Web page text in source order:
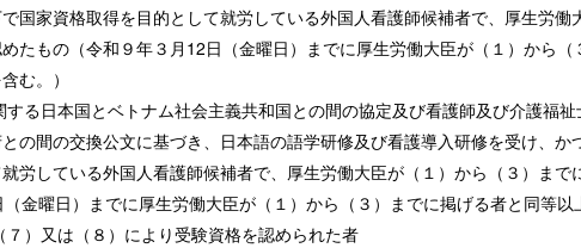
国家資格取得を目的として就労している外国人看護師候補者で、厚生労
たもの（令和９年３月12日（金曜日）までに厚生労働大臣が（１）から
む。）
る日本国とベトナム社会主義共和国との間の協定及び看護師及び介護福
の間の交換公文に基づき、日本語の語学研修及び看護導入研修を受け、
労している外国人看護師候補者で、厚生労働大臣が（１）から（３）ま
（金曜日）までに厚生労働大臣が（１）から（３）までに掲げる者と同等
）又は（８）により受験資格を認められた者